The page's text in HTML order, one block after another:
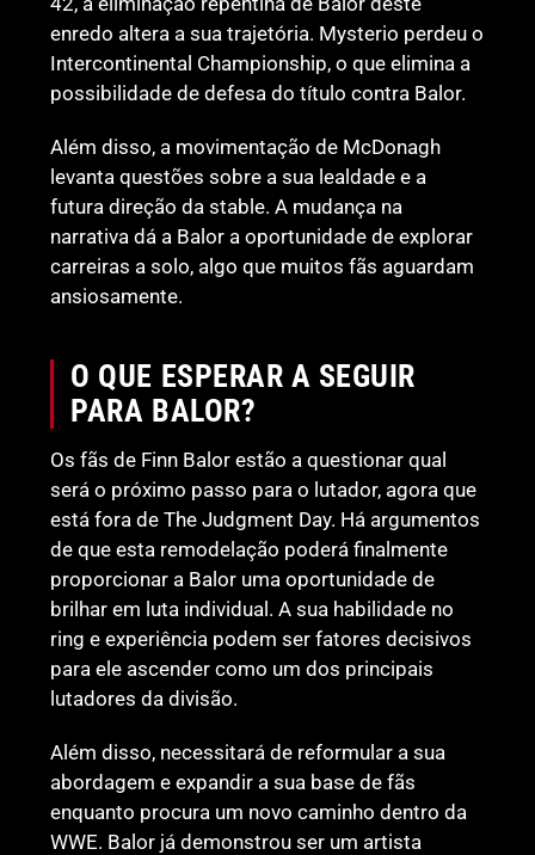
enredo altera a sua trajetória. Mysterio perdeu o
Intercontinental Championship, o que elimina a
possibilidade de defesa do título contra Balor.
Além disso, a movimentação de McDonagh
levanta questões sobre a sua lealdade e a
futura direção da stable. A mudança na
narrativa dá a Balor a oportunidade de explorar
carreiras a solo, algo que muitos fãs aguardam
ansiosamente.
O QUE ESPERAR A SEGUIR
PARA BALOR?
Os fãs de Finn Balor estão a questionar qual
será o próximo passo para o lutador, agora que
está fora de The Judgment Day. Há argumentos
de que esta remodelação poderá finalmente
proporcionar a Balor uma oportunidade de
brilhar em luta individual. A sua habilidade no
ring e experiência podem ser fatores decisivos
para ele ascender como um dos principais
lutadores da divisão.
Além disso, necessitará de reformular a sua
abordagem e expandir a sua base de fãs
enquanto procura um novo caminho dentro da
WWE. Balor já demonstrou ser um artista